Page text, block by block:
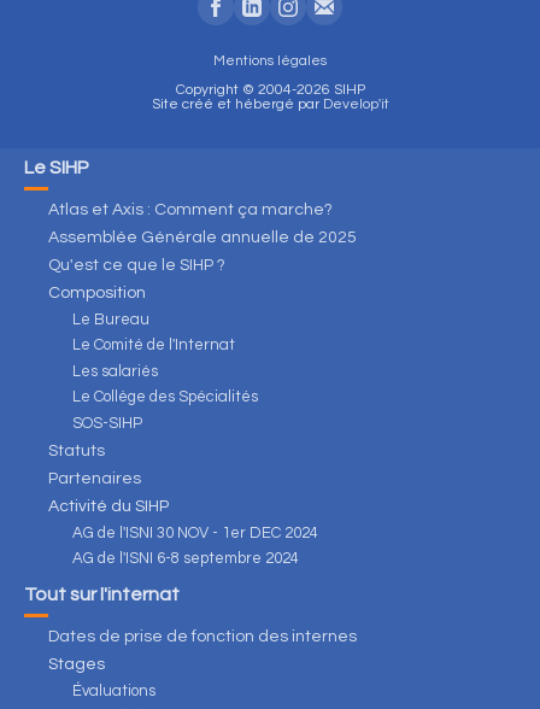
Mentions légales
Copyright © 2004-2026 SIHP
Site créé et hébergé par Develop'it
Le SIHP
Atlas et Axis : Comment ça marche?
Assemblée Générale annuelle de 2025
Qu'est ce que le SIHP ?
Composition
Le Bureau
Le Comité de l'Internat
Les salariés
Le Collège des Spécialités
SOS-SIHP
Statuts
Partenaires
Activité du SIHP
AG de l'ISNI 30 NOV - 1er DEC 2024
AG de l'ISNI 6-8 septembre 2024
Tout sur l'internat
Dates de prise de fonction des internes
Stages
Évaluations